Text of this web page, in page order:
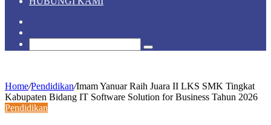
Search
Home/Pendidikan/Imam Yanuar Raih Juara II LKS SMK Tingkat
Kabupaten Bidang IT Software Solution for Business Tahun 2026
Pendidikan